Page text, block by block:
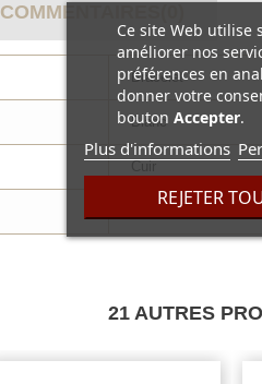
COMMENTAIRES(0)
Bracelet
Blanc
21 AUTRES
Ce site Web utilise
améliorer nos
préférences en
donner votre
bouton Accepter.
Plus d'informations
REJETER